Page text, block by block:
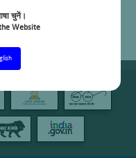
चुनें।
Website